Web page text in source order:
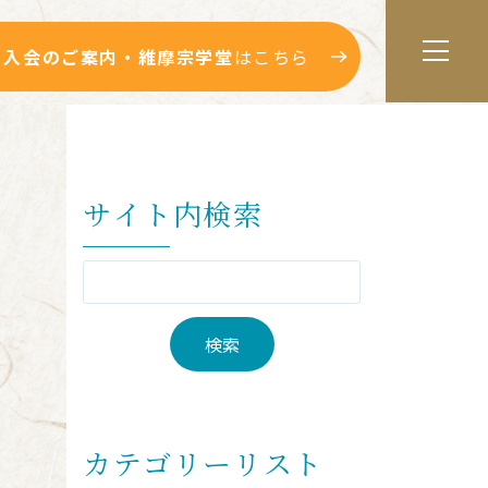
入会のご案内・維摩宗学堂はこちら
サイト内検索
カテゴリーリスト